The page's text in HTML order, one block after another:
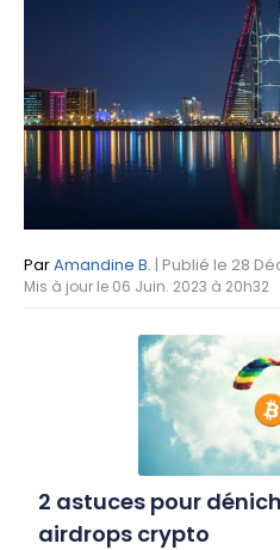
ParAmandine B. | Publié le 28
Mis à jour le 06 Juin. 2023 à 20h32
2 astuces pour
airdrops crypto